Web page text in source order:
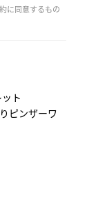
に同意するもの
ト
ピンザーワ